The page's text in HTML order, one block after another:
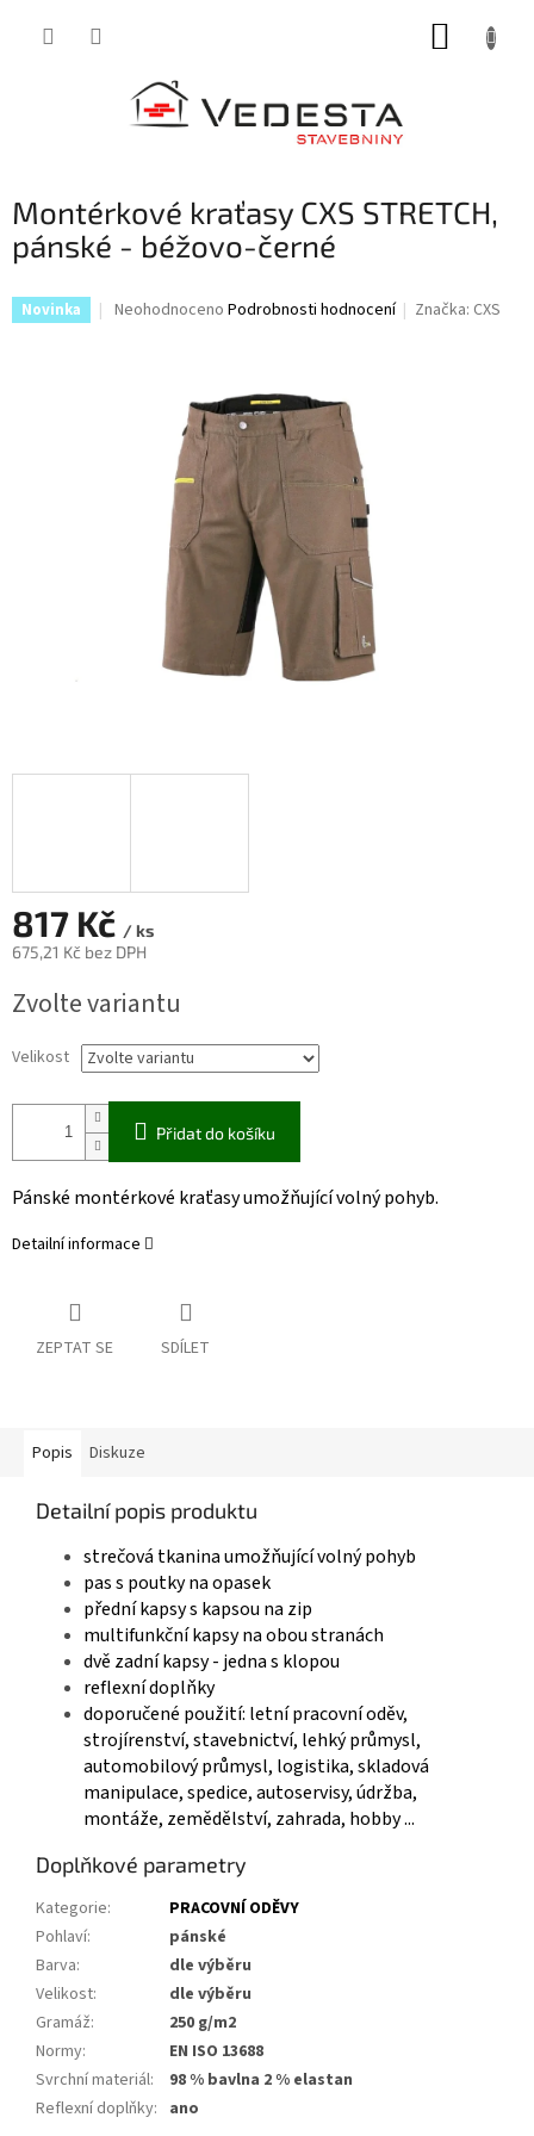
Montérkové kraťasy CXS STRETCH,
pánské - béžovo-černé
Novinka
Průměrné
hvězdiček.
Neohodnoceno Podrobnosti hodnocení Značka: CXS
817 Kč / ks
675,21 Kč bez DPH
cena:
Zvolte variantu
Velikost
Přidat do košíku
Pánské montérkové kraťasy umožňující volný pohyb.
Detailní informace
ZEPTAT SE SDÍLET
Popis Diskuze
Detailní popis produktu
strečová tkanina umožňující volný pohyb
pas s poutky na opasek
přední kapsy s kapsou na zip
multifunkční kapsy na obou stranách
dvě zadní kapsy - jedna s klopou
reflexní doplňky
doporučené použití: letní pracovní oděv,
strojírenství, stavebnictví, lehký průmysl,
automobilový průmysl, logistika, skladová
manipulace, spedice, autoservisy, údržba,
montáže, zemědělství, zahrada, hobby ...
Doplňkové parametry
Kategorie:
PRACOVNÍ ODĚVY
Pohlaví:
pánské
Barva:
dle výběru
Velikost:
dle výběru
Gramáž:
250 g/m2
Normy:
EN ISO 13688
Svrchní materiál:
98 % bavlna 2 % elastan
Reflexní doplňky: ano